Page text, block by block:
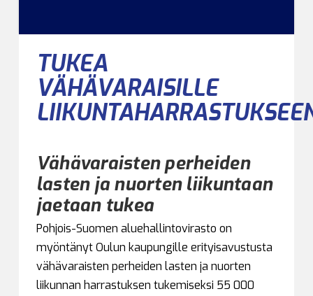
TUKEA
VÄHÄVARAISILLE
Vähävaraisten perheiden
lasten ja nuorten liikuntaan
jaetaan tukea
Pohjois-Suomen aluehallintovirasto on
myöntänyt Oulun kaupungille erityisavustusta
vähävaraisten perheiden lasten ja nuorten
liikunnan harrastuksen tukemiseksi 55 000